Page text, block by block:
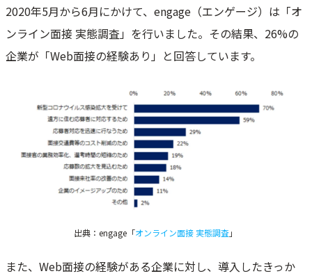
2020年5月から6月にかけて、engage（エンゲージ）は「オ
ンライン面接 実態調査」を行いました。その結果、26%の
企業が「Web面接の経験あり」と回答しています。
出典：engage「オンライン面接 実態調査」
また、Web面接の経験がある企業に対し、導入したきっか